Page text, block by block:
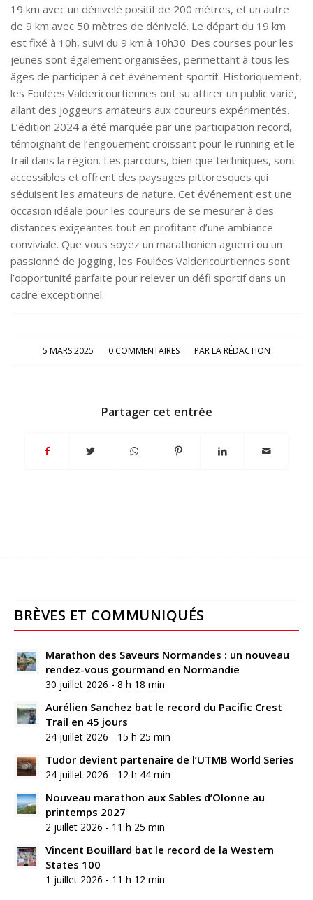
19 km avec un dénivelé positif de 200 mètres, et un autre
de 9 km avec 50 mètres de dénivelé. Le départ du 19 km
est fixé à 10h, suivi du 9 km à 10h30. Des courses pour les
jeunes sont également organisées, permettant à tous les
âges de participer à cet événement sportif. Historiquement,
les Foulées Valdericourtiennes ont su attirer un public varié,
allant des joggeurs amateurs aux coureurs expérimentés.
L’édition 2024 a été marquée par une participation record,
témoignant de l’engouement croissant pour le running et le
trail dans la région. Les parcours, bien que techniques, sont
accessibles et offrent des paysages pittoresques qui
séduisent les amateurs de nature. Cet événement est une
occasion idéale pour les coureurs de se mesurer à des
distances exigeantes tout en profitant d’une ambiance
conviviale. Que vous soyez un marathonien aguerri ou un
passionné de jogging, les Foulées Valdericourtiennes sont
l’opportunité parfaite pour relever un défi sportif dans un
cadre exceptionnel.
5 MARS 2025
/ 0 COMMENTAIRES
/ PARLA RÉDACTION
Partager cet entrée
BRÈVES ET COMMUNIQUÉS
Marathon des Saveurs Normandes : un nouveau
rendez-vous gourmand en Normandie
30 juillet 2026 - 8 h 18 min
Aurélien Sanchez bat le record du Pacific Crest
Trail en 45 jours
24 juillet 2026 - 15 h 25 min
Tudor devient partenaire de l’UTMB World Series
24 juillet 2026 - 12 h 44 min
Nouveau marathon aux Sables d’Olonne au
printemps 2027
2 juillet 2026 - 11 h 25 min
Vincent Bouillard bat le record de la Western
States 100
1 juillet 2026 - 11 h 12 min